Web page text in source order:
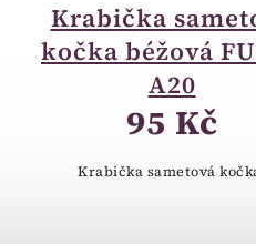
Krabička
kočka béžová
A20
95 Kč
Krabička sametová